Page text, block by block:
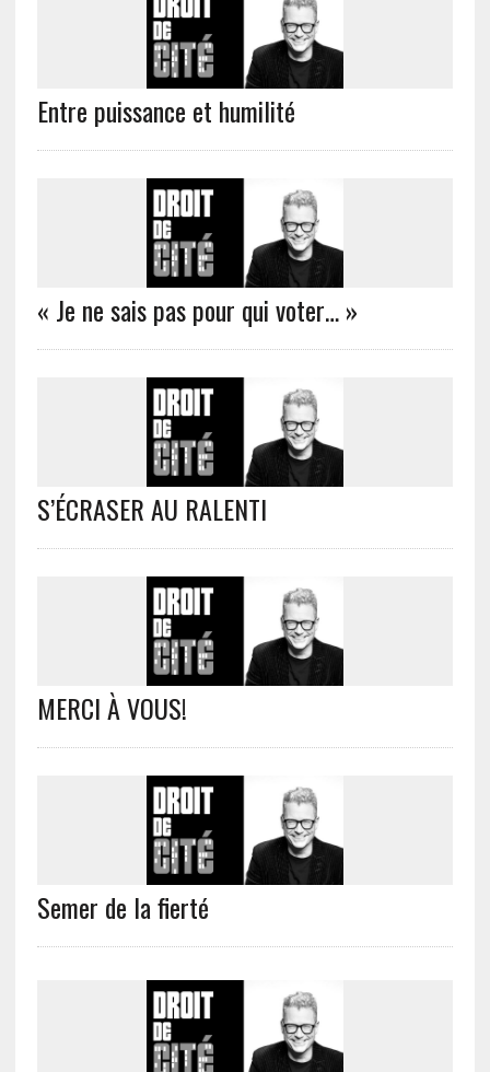
Entre puissance et humilité
« Je ne sais pas pour qui voter… »
S’ÉCRASER AU RALENTI
MERCI À VOUS!
Semer de la fierté